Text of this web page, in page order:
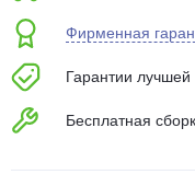
Фирменная
Гарантии
Бесплатная